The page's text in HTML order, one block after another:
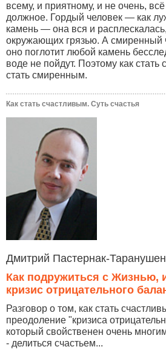
всему, и приятному, и не очень,
должное. Гордый человек — как
камень — она вся и
окружающих грязью. А смиренный
оно поглотит любой камень
воде не пойдут. Поэтому как
стать смиренным.
Как стать счастливым. Суть счастья
Дмитрий Пастернак-
Как подружиться с Жизнью,
кризис отрицательного
Разговор о том, как стать
преодоление "кризиса
который свойственен очень
- делиться счастьем...